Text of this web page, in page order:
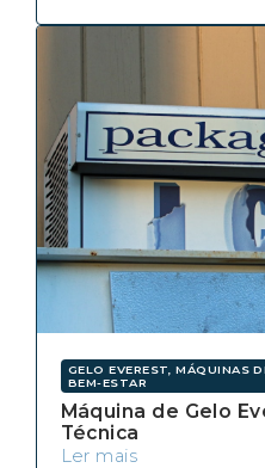
GELO EVEREST, MÁQUINAS
BEM-ESTAR
Máquina de Gelo
Técnica
Ler mais